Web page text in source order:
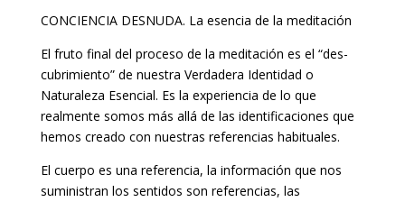
CONCIENCIA DESNUDA. La esencia de la meditación
El fruto final del proceso de la meditación es el “des-
cubrimiento” de nuestra Verdadera Identidad o
Naturaleza Esencial. Es la experiencia de lo que
realmente somos más allá de las identificaciones que
hemos creado con nuestras referencias habituales.
El cuerpo es una referencia, la información que nos
suministran los sentidos son referencias, las